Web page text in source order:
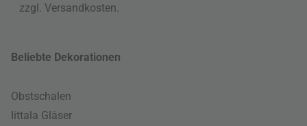
zzgl. Versandkosten
Beliebte Dekorationen
Obstschalen
Iittala Gläser